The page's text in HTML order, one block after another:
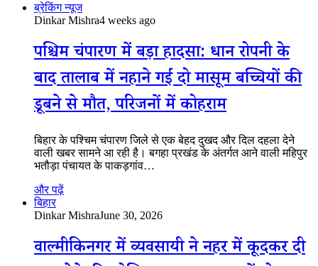
ब्रेकिंग न्यूज
Dinkar Mishra4 weeks ago
पश्चिम चंपारण में बड़ा हादसा: धान रोपनी के
बाद तालाब में नहाने गईं दो मासूम बच्चियों की
डूबने से मौत, परिजनों में कोहराम
बिहार के पश्चिम चंपारण जिले से एक बेहद दुखद और दिल दहला देने
वाली खबर सामने आ रही है। बगहा प्रखंड के अंतर्गत आने वाली महिपुर
भतौड़ा पंचायत के पाकड़गांव…
और पढ़ें
बिहार
Dinkar MishraJune 30, 2026
वाल्मीकिनगर में व्यवसायी ने नहर में कूदकर दी